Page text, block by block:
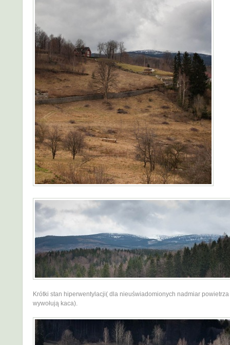
Krótki stan hiperwentylacji( dla nieuświadomionych nadmiar
wywołują kaca).